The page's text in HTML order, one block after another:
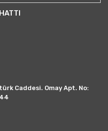
Caddesi. Omay Apt. No: